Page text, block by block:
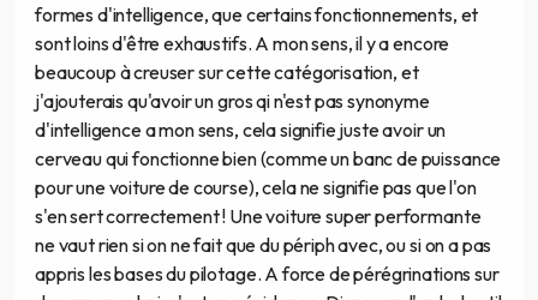
formes d'intelligence, que certains fonctionnements, et
sont loins d'être exhaustifs. A mon sens, il y a encore
beaucoup à creuser sur cette catégorisation, et
j'ajouterais qu'avoir un gros qi n'est pas synonyme
d'intelligence a mon sens, cela signifie juste avoir un
cerveau qui fonctionne bien (comme un banc de puissance
pour une voiture de course), cela ne signifie pas que l'on
s'en sert correctement ! Une voiture super performante
ne vaut rien si on ne fait que du périph avec, ou si on a pas
appris les bases du pilotage. A force de pérégrinations sur